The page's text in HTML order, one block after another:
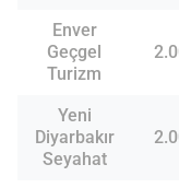
Enver
Geçgel
Turizm
Yeni
Diyarbakır
Seyahat